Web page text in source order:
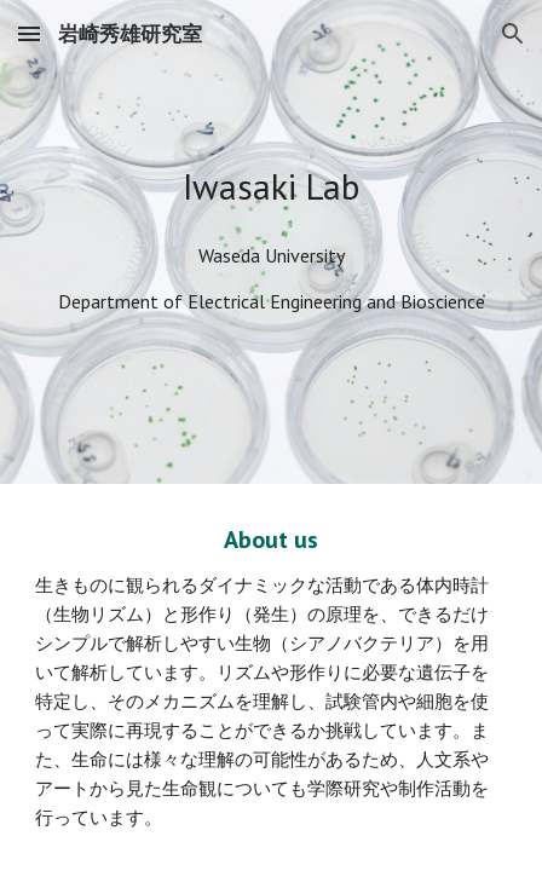
Skip to main content Skip to navigation
岩崎秀雄研究室
Iwasaki Lab
Waseda University
Department of Electrical Engineering and Bioscience
About us
生きものに観られるダイナミックな活動である体内時計
（生物リズム）と形作り（発生）の原理を、できるだけ
シンプルで解析しやすい生物（シアノバクテリア）を用
いて解析しています。リズムや形作りに必要な遺伝子を
特定し、そのメカニズムを理解し、試験管内や細胞を使
って実際に再現することができるか挑戦しています。ま
た、生命には様々な理解の可能性があるため、人文系や
アートから見た生命観についても学際研究や制作活動を
行っています。